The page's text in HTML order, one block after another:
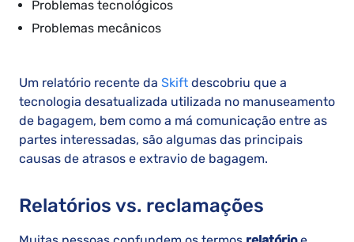
Problemas tecnológicos
Problemas mecânicos
Um relatório recente da Skift descobriu que a
tecnologia desatualizada utilizada no manuseamento
de bagagem, bem como a má comunicação entre as
partes interessadas, são algumas das principais
causas de atrasos e extravio de bagagem.
Relatórios vs. reclamações